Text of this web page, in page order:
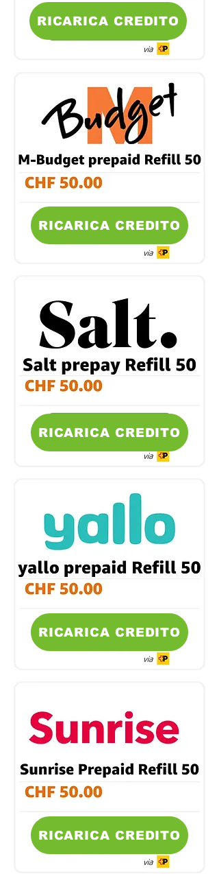
RICARICA CREDITO
RICARICA CREDITO
RICARICA CREDITO
RICARICA CREDITO
RICARICA CREDITO